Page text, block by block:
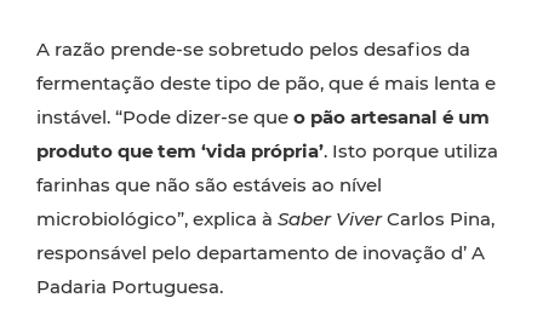
A razão prende-se sobretudo pelos desafios da
fermentação deste tipo de pão, que é mais lenta e
instável. “Pode dizer-se que o pão artesanal é um
produto que tem ‘vida própria’. Isto porque utiliza
farinhas que não são estáveis ao nível
microbiológico”, explica à Saber ViverCarlos Pina,
responsável pelo departamento de inovação d’ A
Padaria Portuguesa.